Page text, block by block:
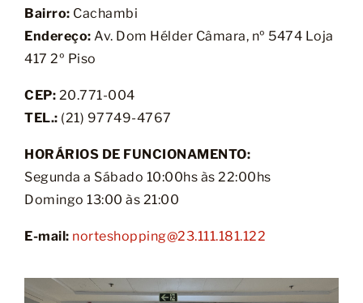
Bairro: Cachambi
Endereço: Av. Dom Hélder Câmara, nº 5474 Loja
417 2º Piso
CEP: 20.771-004
TEL.: (21) 97749-4767
HORÁRIOS DE FUNCIONAMENTO:
Segunda a Sábado 10:00hs às 22:00hs
Domingo 13:00 às 21:00
E-mail: norteshopping@23.111.181.122